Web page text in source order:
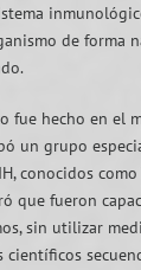
de forma
fue hecho en el
un grupo
conocidos
que fueron
sin utilizar
científicos